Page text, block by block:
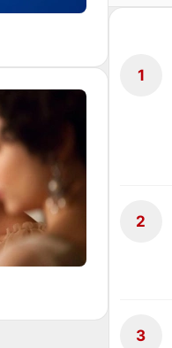
1
2
3